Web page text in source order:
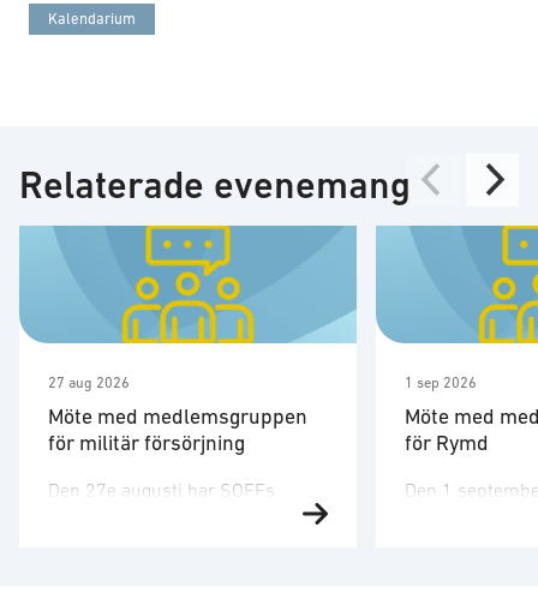
Kalendarium
Relaterade evenemang
27 aug 2026
Möte med medlemsgruppen
för militär försörjning
Den 27e augusti har SOFFs
1 sep 2026
Möte med
för Rymd
Den 1